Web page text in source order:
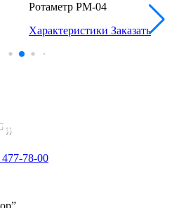
Ротаметр РМ-04
Характеристики Заказать
78-00